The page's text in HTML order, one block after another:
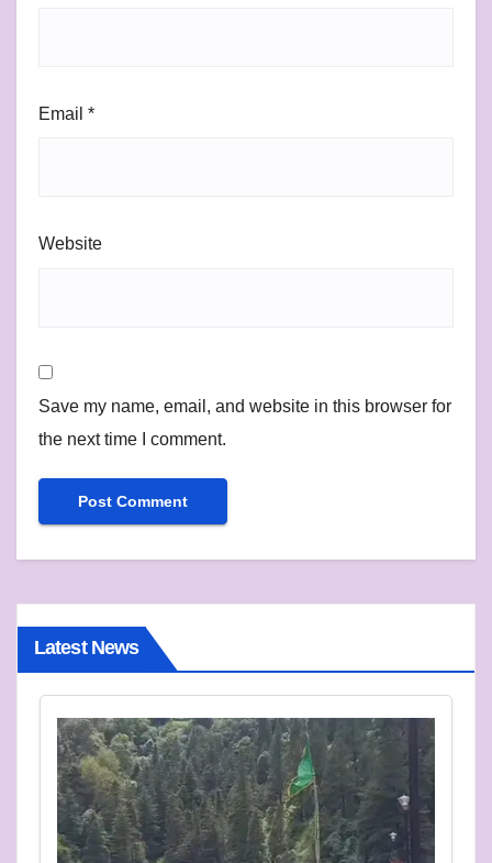
Email *
Website
Save my name, email, and website in this browser for
the next time I comment.
Latest News